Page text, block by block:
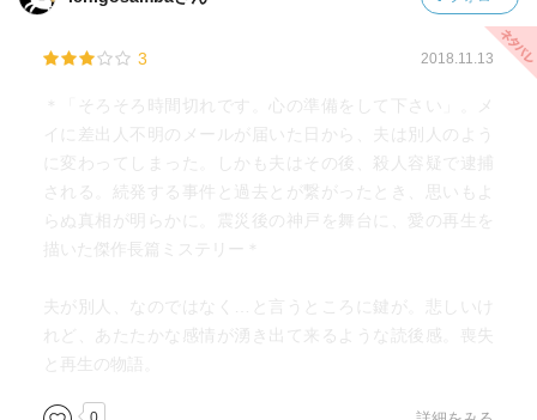
3 2018.11.13
＊「そろそろ時間切れです。心の準備をして下さい」。メ
イに差出人不明のメールが届いた日から、夫は別人のよう
に変わってしまった。しかも夫はその後、殺人容疑で逮捕
される。続発する事件と過去とが繋がったとき、思いもよ
らぬ真相が明らかに。震災後の神戸を舞台に、愛の再生を
描いた傑作長篇ミステリー＊
夫が別人、なのではなく…と言うところに鍵が。悲しいけ
れど、あたたかな感情が湧き出て来るような読後感。喪失
と再生の物語。